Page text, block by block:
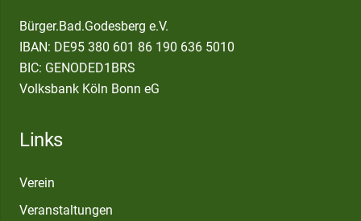
Bürger.Bad.Godesberg e.V.
IBAN: DE95 380 601 86 190 636 5010
BIC: GENODED1BRS
Volksbank Köln Bonn eG
Links
Verein
Veranstaltungen